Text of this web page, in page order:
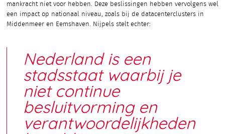
mankracht niet voor hebben. Deze beslissingen hebben vervolgens wel
een impact op nationaal niveau, zoals bij de datacenterclusters in
Middenmeer en Eemshaven. Nijpels stelt echter:
Nederland is een
stadsstaat waarbij je
niet continue
besluitvorming en
verantwoordelijkheden